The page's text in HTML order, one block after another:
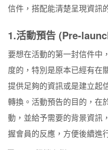
信件，搭配能清楚呈現資訊
1.活動預告 (Pre-
要想在活動的第一封信件中
度的，特別是原本已經有在
提供足夠的資訊或是建立起
轉換。活動預告的目的，在
動，並給予需要的背景資訊
握會員的反應，方便後續進